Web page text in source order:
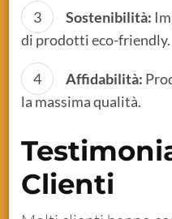
Sostenibilità:
di prodotti eco-friendly.
Affidabilità:
la massima qualità.
Clienti